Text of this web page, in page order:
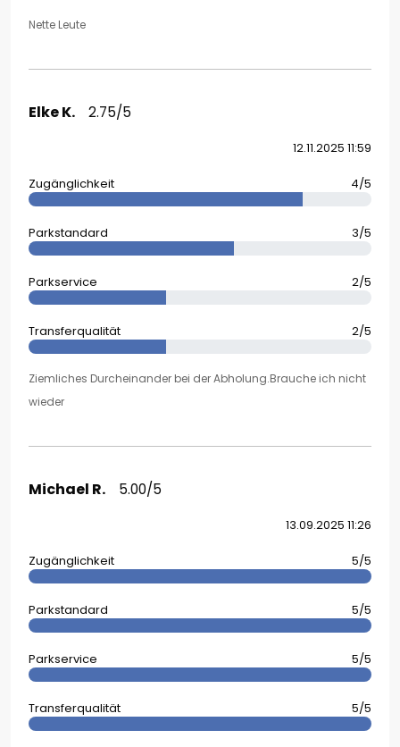
Nette Leute
Elke K. 2.75/5
12.11.2025 11:59
Zugänglichkeit 4/5
Parkstandard 3/5
Parkservice 2/5
Transferqualität 2/5
Ziemliches Durcheinander bei der Abholung.Brauche ich nicht
wieder
Michael R. 5.00/5
13.09.2025 11:26
Zugänglichkeit 5/5
Parkstandard 5/5
Parkservice 5/5
Transferqualität 5/5